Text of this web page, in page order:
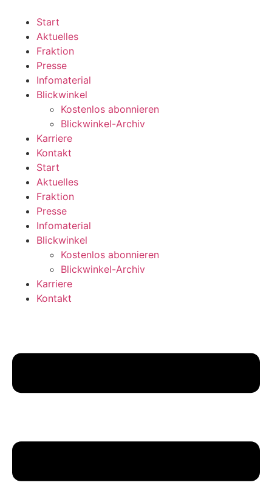
wechseln
Start
Aktuelles
Fraktion
Presse
Infomaterial
Blickwinkel
Kostenlos abonnieren
Blickwinkel-Archiv
Karriere
Kontakt
Start
Aktuelles
Fraktion
Presse
Infomaterial
Blickwinkel
Kostenlos abonnieren
Blickwinkel-Archiv
Karriere
Kontakt